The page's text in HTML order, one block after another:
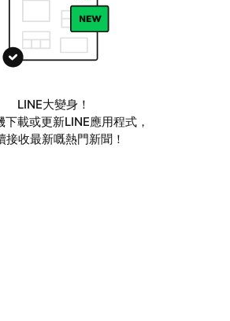
LINE大變身！
下載或更新LINE應用程式，
接收最新嘅熱門新聞！